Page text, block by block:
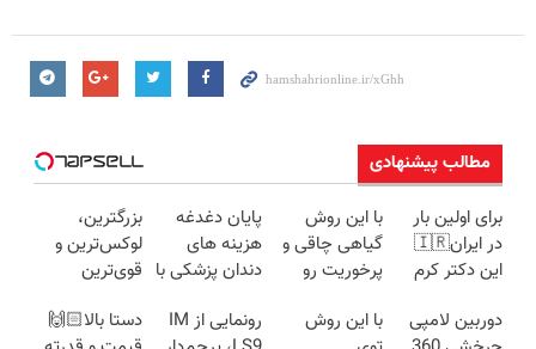
مطالب پیشنهادی
برای اولین بار
در ایران🇮🇷
این دکتر کرم
روزه ساخت!
با این روش
گیاهی چاقی و
پرخوریت رو
پایان دغدغه
هزینه های
دندان پزشکی با
کننده خانگی
بزرگترین،
لوکس‌ترین و
قوی‌ترین
EREV در در
دوربین لامپی
با این روش
رونمایی از IM
دستا بالا🙌🏻